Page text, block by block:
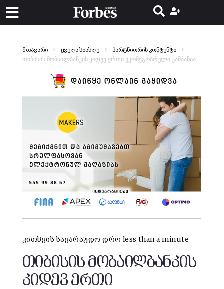
მთავარი ყველა სიახლე პარტნიორის კონტენტი
თიბისის მობაილბანკის კიდევ ერთი ეკომეგობრული კამპანია
კითხვის სავარაუდო დრო less than a minute
თიბისის მობაილბანკის
კიდევ ერთი